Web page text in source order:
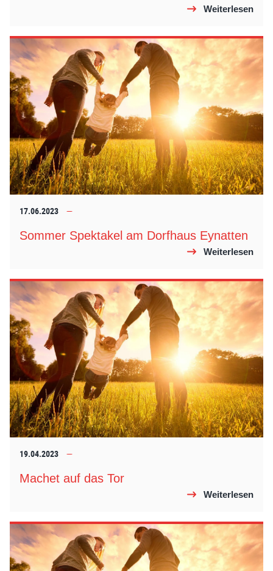
Weiterlesen
17.06.2023
Sommer Spektakel am Dorfhaus Eynatten
Weiterlesen
19.04.2023
Machet auf das Tor
Weiterlesen